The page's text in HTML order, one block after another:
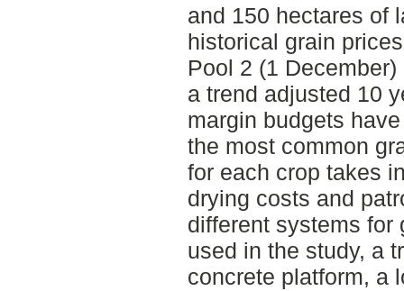
and 150 hectares of
historical grain
Pool 2 (1
a trend adjusted 10
margin budgets
the most common
for each crop takes
drying costs and
different systems for
used in the study, a
concrete platform, a